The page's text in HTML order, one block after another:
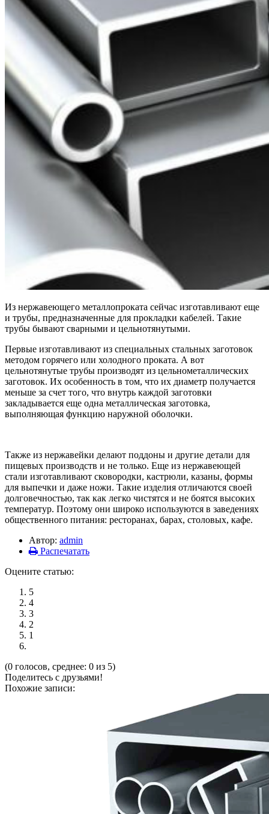
Из нержавеющего металлопроката сейчас изготавливают еще
и трубы, предназначенные для прокладки кабелей. Такие
трубы бывают сварными и цельнотянутыми.
Первые изготавливают из специальных стальных заготовок
методом горячего или холодного проката. А вот
цельнотянутые трубы производят из цельнометаллических
заготовок. Их особенность в том, что их диаметр получается
меньше за счет того, что внутрь каждой заготовки
закладывается еще одна металлическая заготовка,
выполняющая функцию наружной оболочки.
Также из нержавейки делают поддоны и другие детали для
пищевых производств и не только. Еще из нержавеющей
стали изготавливают сковородки, кастрюли, казаны, формы
для выпечки и даже ножи. Такие изделия отличаются своей
долговечностью, так как легко чистятся и не боятся высоких
температур. Поэтому они широко используются в заведениях
общественного питания: ресторанах, барах, столовых, кафе.
Автор: admin
Распечатать
Оцените статью:
5
4
3
2
1
(0 голосов, среднее: 0 из 5)
Поделитесь с друзьями!
Похожие записи: